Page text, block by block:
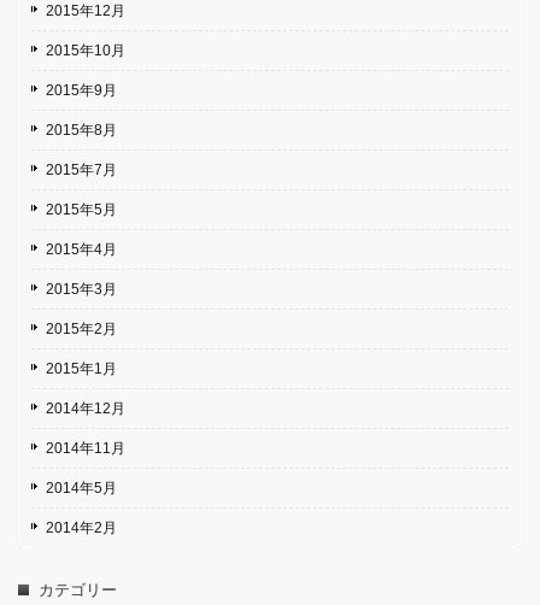
2015年12月
2015年10月
2015年9月
2015年8月
2015年7月
2015年5月
2015年4月
2015年3月
2015年2月
2015年1月
2014年12月
2014年11月
2014年5月
2014年2月
カテゴリー